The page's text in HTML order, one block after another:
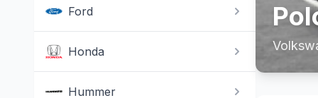
Ford
Honda
Hummer